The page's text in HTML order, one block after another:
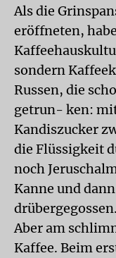
Als die
eröffneten,
sondern
Russen, die
getrun- ken:
Kandiszucker
die Flüssigkeit
noch
Kanne und
Aber am
Kaffee. Beim